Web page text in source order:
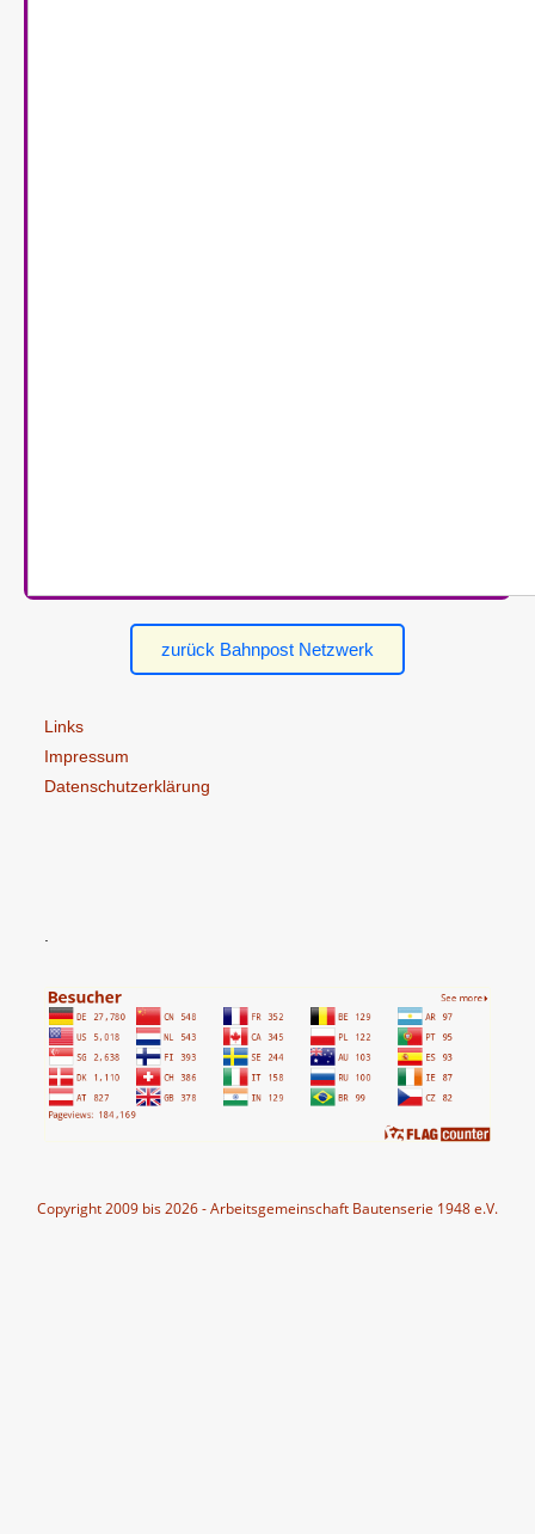
zurück Bahnpost Netzwerk
Links
Impressum
Datenschutzerklärung
Copyright 2009 bis 2026 - Arbeitsgemeinschaft Bautenserie 1948 e.V.